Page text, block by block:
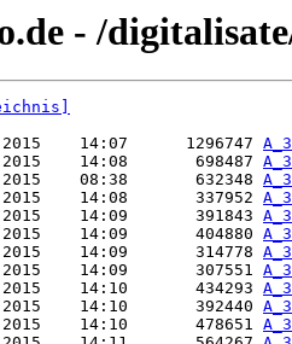
- /
14:07      1296747
14:08       698487
08:38       632348
14:08       337952
14:09       391843
14:09       404880
14:09       314778
14:09       307551
14:10       434293
14:10       392440
14:10       478651